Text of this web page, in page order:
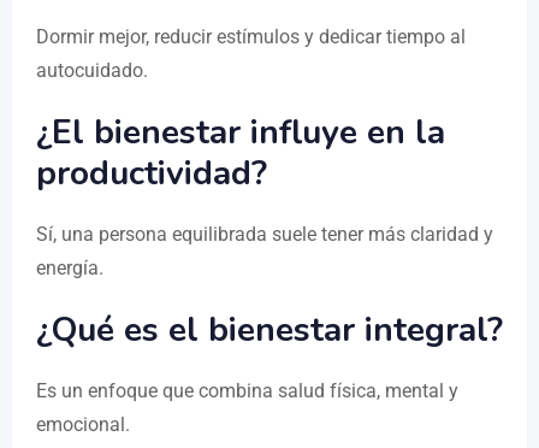
Dormir mejor, reducir estímulos y dedicar tiempo al
autocuidado.
¿El bienestar influye en la
productividad?
Sí, una persona equilibrada suele tener más claridad y
energía.
¿Qué es el bienestar integral?
Es un enfoque que combina salud física, mental y
emocional.